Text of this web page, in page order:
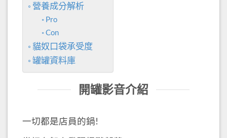
營養成分解析
Pro
Con
貓奴口袋承受度
罐罐資料庫
開罐影音介紹
一切都是店員的鍋!